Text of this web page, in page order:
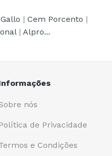
Gallo | Cem Porcento |
| Alpro...
nós
de Privacidade
e Condições